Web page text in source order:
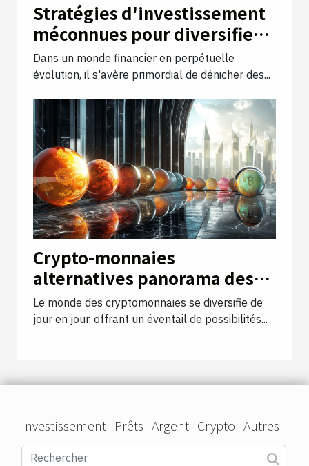
Stratégies d'investissement
méconnues pour diversifier
votre portefeuille en 2023
Dans un monde financier en perpétuelle
évolution, il s'avère primordial de dénicher des...
Crypto-monnaies
alternatives panorama des
altcoins prometteurs pour un
investissement à long terme
Le monde des cryptomonnaies se diversifie de
jour en jour, offrant un éventail de possibilités...
Investissement Prêts Argent Crypto Autres